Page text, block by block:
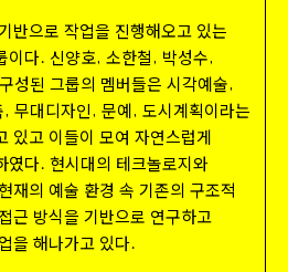
반으로 작업을 진행해오고 있는
이다. 신양호, 소한철, 박성수,
성된 그룹의 멤버들은 시각예술,
, 무대디자인, 문예 , 도시계획이라는
있고 이들이 모여 자연스럽게
였다. 현시대의 테크놀로지와
재의 예술 환경 속 기존의 구조적
근 방식을 기반으로 연구하고
을 해나가고 있다.